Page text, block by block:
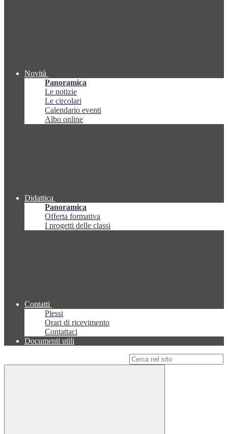
Novità
Panoramica
Le notizie
Le circolari
Calendario eventi
Albo online
Didattica
Panoramica
Offerta formativa
I progetti delle classi
Contatti
Plessi
Orari di ricevimento
Contattaci
Documenti utili